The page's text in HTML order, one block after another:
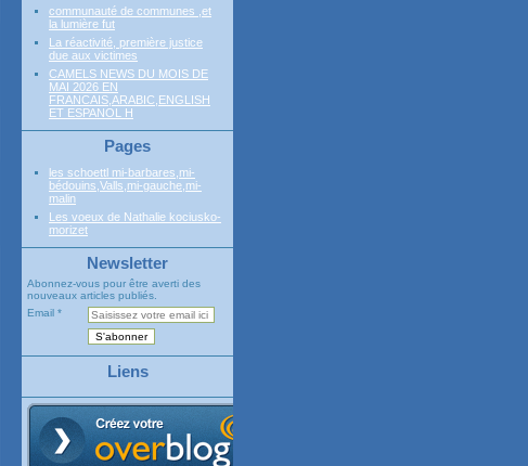
communauté de communes ,et
la lumière fut
La réactivité, première justice
due aux victimes
CAMELS NEWS DU MOIS DE
MAI 2026 EN
FRANCAIS,ARABIC,ENGLISH
ET ESPANOL H
Pages
les schoettl mi-barbares,mi-
bédouins,Valls,mi-gauche,mi-
malin
Les voeux de Nathalie kociusko-
morizet
Newsletter
Abonnez-vous pour être averti des
nouveaux articles publiés.
Email
Liens